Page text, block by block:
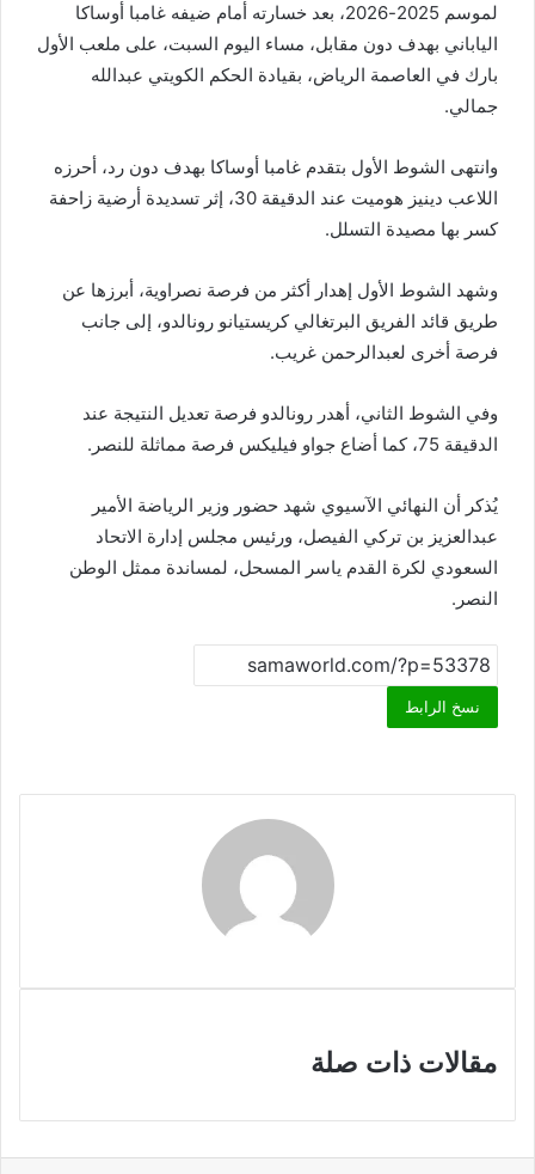
لموسم 2025-2026، بعد خسارته أمام ضيفه غامبا أوساكا
الياباني بهدف دون مقابل، مساء اليوم السبت، على ملعب الأول
بارك في العاصمة الرياض، بقيادة الحكم الكويتي عبدالله
جمالي.
وانتهى الشوط الأول بتقدم غامبا أوساكا بهدف دون رد، أحرزه
اللاعب دينيز هوميت عند الدقيقة 30، إثر تسديدة أرضية زاحفة
كسر بها مصيدة التسلل.
وشهد الشوط الأول إهدار أكثر من فرصة نصراوية، أبرزها عن
طريق قائد الفريق البرتغالي كريستيانو رونالدو، إلى جانب
فرصة أخرى لعبدالرحمن غريب.
وفي الشوط الثاني، أهدر رونالدو فرصة تعديل النتيجة عند
الدقيقة 75، كما أضاع جواو فيليكس فرصة مماثلة للنصر.
يُذكر أن النهائي الآسيوي شهد حضور وزير الرياضة الأمير
عبدالعزيز بن تركي الفيصل، ورئيس مجلس إدارة الاتحاد
السعودي لكرة القدم ياسر المسحل، لمساندة ممثل الوطن
النصر.
نسخ الرابط
مقالات ذات صلة